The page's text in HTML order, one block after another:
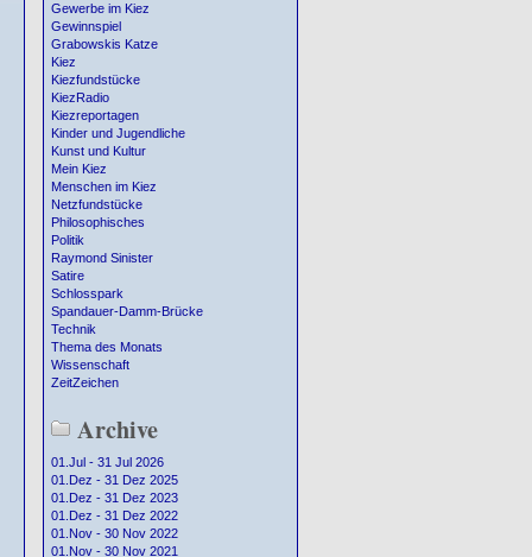
Gewerbe im Kiez
Gewinnspiel
Grabowskis Katze
Kiez
Kiezfundstücke
KiezRadio
Kiezreportagen
Kinder und Jugendliche
Kunst und Kultur
Mein Kiez
Menschen im Kiez
Netzfundstücke
Philosophisches
Politik
Raymond Sinister
Satire
Schlosspark
Spandauer-Damm-Brücke
Technik
Thema des Monats
Wissenschaft
ZeitZeichen
Archive
01.Jul - 31 Jul 2026
01.Dez - 31 Dez 2025
01.Dez - 31 Dez 2023
01.Dez - 31 Dez 2022
01.Nov - 30 Nov 2022
01.Nov - 30 Nov 2021